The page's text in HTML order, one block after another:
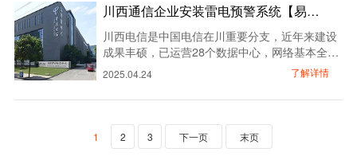
川西通信企业安装雷电预警系统【易造
防雷】…
川西电信是中国电信在川重要分支，近年来建设
成果丰硕，已运营28个数据中心，网络基本全覆
盖，包括城市商圈、社区、农村乡镇、村社等。
其服务的政企客户众多，涉及互联网、金融、党
政、房地产、教育、中小企业、医疗、制造等多
拥有大量的通信设备和复杂的网络架构。在雷电
灾害天气下，为了确保设备稳定与通信服务质
2025.04.24 了解详情
1 2 3 下一页 末页